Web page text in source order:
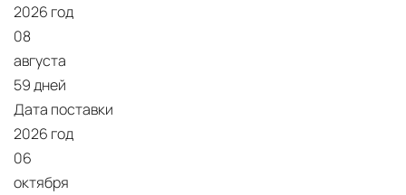
2026 год
08
августа
59 дней
Дата поставки
2026 год
06
октября